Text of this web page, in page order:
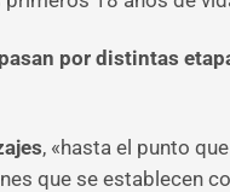
por distintas
, «hasta el punto
que se establecen